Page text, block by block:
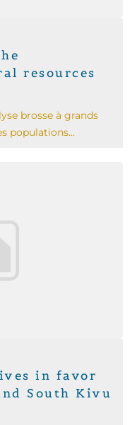
resources
brosse à grands
populations...
in favor
South Kivu